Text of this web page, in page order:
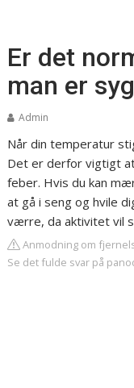
Er det
man er
Admin
Når din temperatur
Det er derfor vigtigt
feber. Hvis du kan
at gå i seng og hvile
værre, da aktivitet vil
Anmodning om
Se det fulde svar på